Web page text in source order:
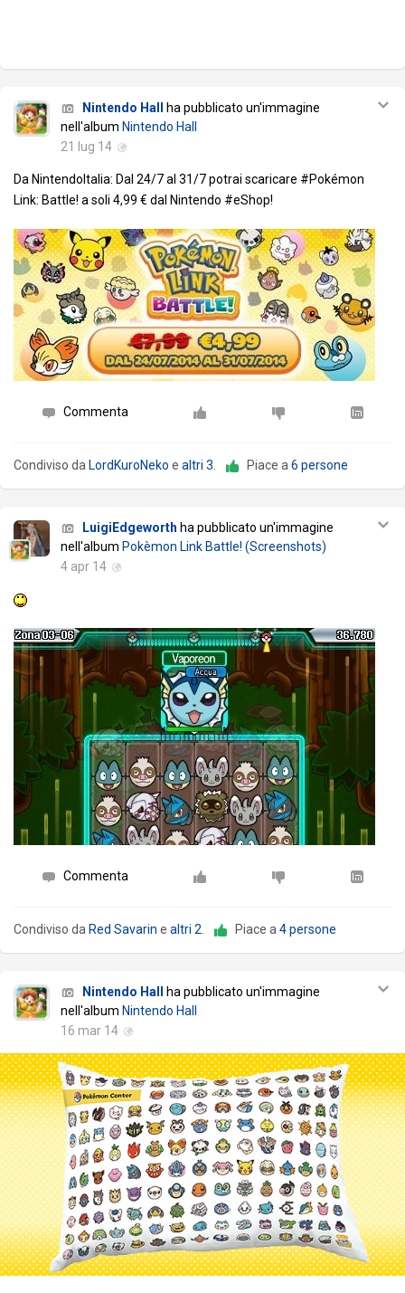
Nintendo Hall
ha pubblicato un'immagine
nell'album Nintendo Hall
21 lug 14
Da NintendoItalia: Dal 24/7 al 31/7 potrai scaricare #Pokémon
Link: Battle! a soli 4,99 € dal Nintendo #eShop!
Commenta
Condiviso da LordKuroNeko e altri 3. Piace a6 persone
LuigiEdgeworth ha pubblicato un'immagine
nell'album Pokèmon Link Battle! (Screenshots)
4 apr 14
Commenta
Condiviso da Red Savarin e altri 2. Piace a4 persone
Nintendo Hall
ha pubblicato un'immagine
nell'album Nintendo Hall
16 mar 14